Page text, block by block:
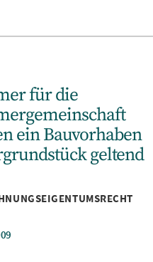
für die
ein Bauvorhaben
geltend